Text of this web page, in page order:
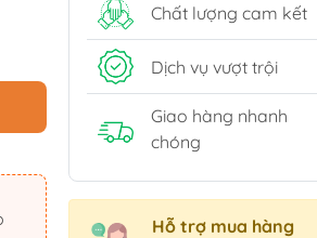
Sách Tham Khảo Cấp 1
Sách Tham Khảo Cấp 2
Sách Ôn Thi Đại Học
Xem thêm
Chất lượng cam kết
Dịch vụ vượt trội
Giao hàng nhanh
chóng
Hỗ trợ mua hàng